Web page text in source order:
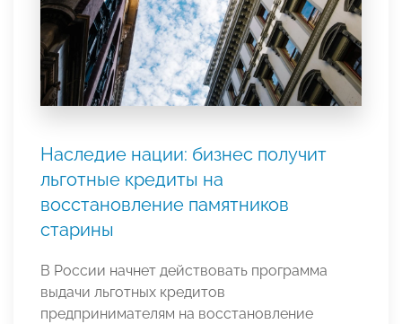
Наследие нации: бизнес получит
льготные кредиты на
восстановление памятников
старины
В России начнет действовать программа
выдачи льготных кредитов
предпринимателям на восстановление